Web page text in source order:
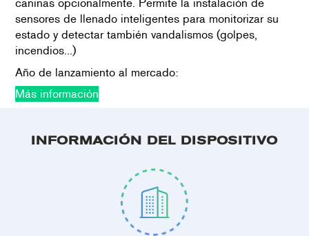
sensores de llenado inteligentes para monitorizar su
estado y detectar también vandalismos (golpes,
incendios...)
Año de lanzamiento al mercado:
Más información
INFORMACIÓN DEL DISPOSITIVO